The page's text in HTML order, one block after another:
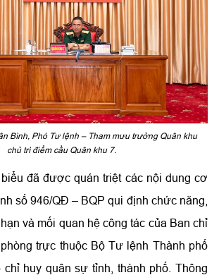
Bình, Phó Tư lệnh – Tham mưu trưởng Quân khu
chủ trì điểm cầu Quân khu 7.
đã được quán triệt các nội dung cơ
số 946/QĐ – BQP qui định chức năng,
và mối quan hệ công tác của Ban chỉ
trực thuộc Bộ Tư lệnh Thành phố
chỉ huy quân sự tỉnh, thành phố. Thông